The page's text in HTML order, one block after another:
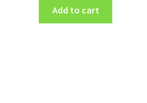
Add to cart